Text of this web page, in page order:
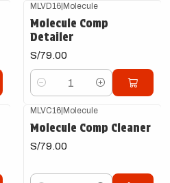
MLVD16|Molecule
Molecule Comp
Detailer
S/79.00
Cantidad
MLVC16|Molecule
Molecule Comp Cleaner
S/79.00